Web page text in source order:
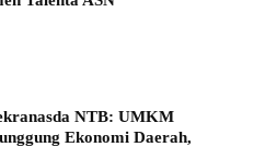
NTB: UMKM
Ekonomi Daerah,